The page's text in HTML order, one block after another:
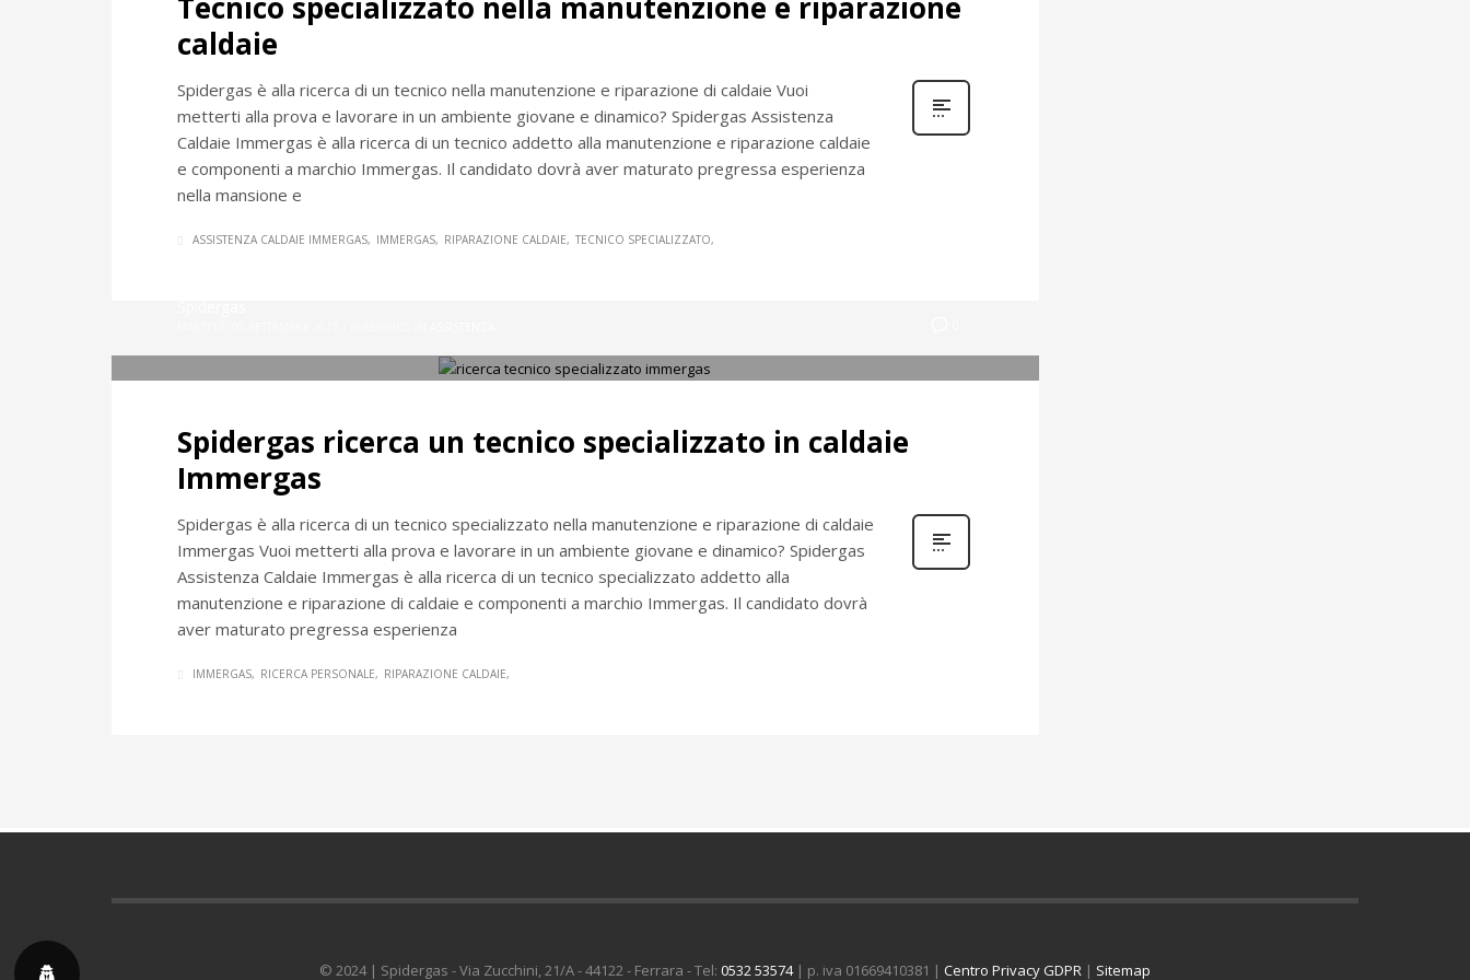
Tecnico specializzato nella manutenzione e riparazione
caldaie
Spidergas è alla ricerca di un tecnico nella manutenzione e riparazione di caldaie Vuoi
metterti alla prova e lavorare in un ambiente giovane e dinamico? Spidergas Assistenza
Caldaie Immergas è alla ricerca di un tecnico addetto alla manutenzione e riparazione caldaie
e componenti a marchio Immergas. Il candidato dovrà aver maturato pregressa esperienza
nella mansione e
ASSISTENZA CALDAIE IMMERGAS IMMERGAS RIPARAZIONE CALDAIE TECNICO SPECIALIZZATO
Spidergas ricerca un tecnico specializzato in caldaie
Immergas
Spidergas è alla ricerca di un tecnico specializzato nella manutenzione e riparazione di caldaie
Immergas Vuoi metterti alla prova e lavorare in un ambiente giovane e dinamico? Spidergas
Assistenza Caldaie Immergas è alla ricerca di un tecnico specializzato addetto alla
manutenzione e riparazione di caldaie e componenti a marchio Immergas. Il candidato dovrà
aver maturato pregressa esperienza
IMMERGAS RICERCA PERSONALE RIPARAZIONE CALDAIE
© 2024 | Spidergas - Via Zucchini, 21/A - 44122 - Ferrara - Tel: 0532 53574| p. iva 01669410381 | Centro Privacy GDPR | Sitemap